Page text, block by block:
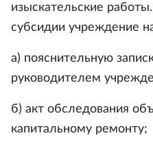
изыскательские
субсидии учреждение
а) пояснительную
руководителем
б) акт обследования
капитальному ремонту;